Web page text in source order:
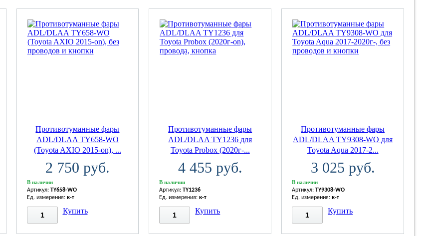
Противотуманные фары
ADL/DLAA TY658-WO
(Toyota AXIO 2015-on), ...
2 750 руб.
В наличии
Артикул: TY658-WO
Ед. измерения: к-т
Купить
Противотуманные фары
ADL/DLAA TY1236 для
Toyota Probox (2020г-...
4 455 руб.
В наличии
Артикул:TY1236
Ед. измерения:к-т
Купить
Противотуманные фары
ADL/DLAA TY9308-WO для
Toyota Aqua 2017-2...
3 025 руб.
В наличии
Артикул:TY9308-WO
Ед. измерения:к-т
Купить